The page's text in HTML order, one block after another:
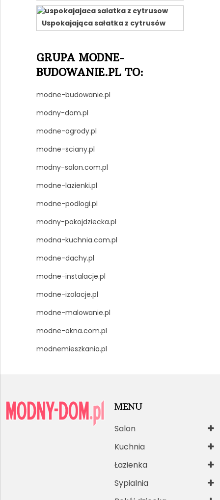
Uspokajająca sałatka z cytrusów
GRUPA MODNE-
BUDOWANIE.PL TO:
modne-budowanie.pl
modny-dom.pl
modne-ogrody.pl
modne-sciany.pl
modny-salon.com.pl
modne-lazienki.pl
modne-podlogi.pl
modny-pokojdziecka.pl
modna-kuchnia.com.pl
modne-dachy.pl
modne-instalacje.pl
modne-izolacje.pl
modne-malowanie.pl
modne-okna.com.pl
modnemieszkania.pl
MENU
Salon
Kuchnia
Łazienka
Sypialnia